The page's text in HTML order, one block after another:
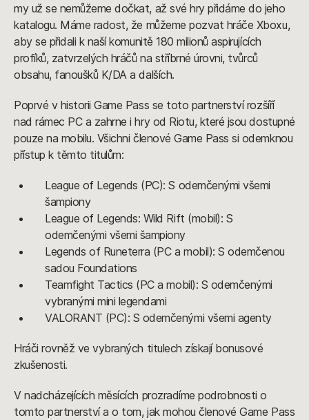
my už se nemůžeme dočkat, až své hry přidáme do jeho
katalogu. Máme radost, že můžeme pozvat hráče Xboxu,
aby se přidali k naší komunitě 180 milionů aspirujících
profíků, zatvrzelých hráčů na stříbrné úrovni, tvůrců
obsahu, fanoušků K/DA a dalších.
Poprvé v historii Game Pass se toto partnerství rozšíří
nad rámec PC a zahrne i hry od Riotu, které jsou dostupné
pouze na mobilu. Všichni členové Game Pass si odemknou
přístup k těmto titulům:
League of Legends (PC): S odemčenými všemi
šampiony
League of Legends: Wild Rift (mobil): S
odemčenými všemi šampiony
Legends of Runeterra (PC a mobil): S odemčenou
sadou Foundations
Teamfight Tactics (PC a mobil): S odemčenými
vybranými mini legendami
VALORANT (PC): S odemčenými všemi agenty
Hráči rovněž ve vybraných titulech získají bonusové
zkušenosti.
V nadcházejících měsících prozradíme podrobnosti o
tomto partnerství a o tom, jak mohou členové Game Pass